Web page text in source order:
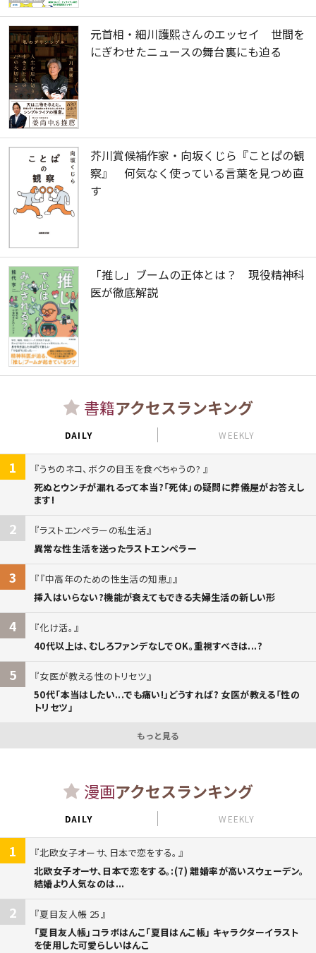
元首相・細川護熙さんのエッセイ 世間を
にぎわせたニュースの舞台裏にも迫る
芥川賞候補作家・向坂くじら『ことぱの観
察』 何気なく使っている言葉を見つめ直
す
「推し」ブームの正体とは？ 現役精神科
医が徹底解説
書籍アクセスランキング
DAILY WEEKLY
1
うちのネコ、ボクの目玉を食べちゃうの?
死ぬとウンチが漏れるって本当?「死体」の疑問に葬儀屋がお答えし
ます!
2
ラストエンペラーの私生活
異常な性生活を送ったラストエンペラー
3
『中高年のための性生活の知恵』
挿入はいらない?機能が衰えてもできる夫婦生活の新しい形
4
化け活。
40代以上は、むしろファンデなしでOK。重視すべきは...?
5
女医が教える性のトリセツ
50代「本当はしたい...でも痛い!」どうすれば? 女医が教える「性の
トリセツ」
もっと見る
漫画アクセスランキング
DAILY WEEKLY
1
北欧女子オーサ、日本で恋をする。
北欧女子オーサ、日本で恋をする。:(7) 離婚率が高いスウェーデン。
結婚より人気なのは...
2
夏目友人帳 25
「夏目友人帳」コラボはんこ「夏目はんこ帳」 キャラクターイラスト
を使用した可愛らしいはんこ